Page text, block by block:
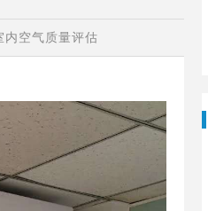
内空气质量评估